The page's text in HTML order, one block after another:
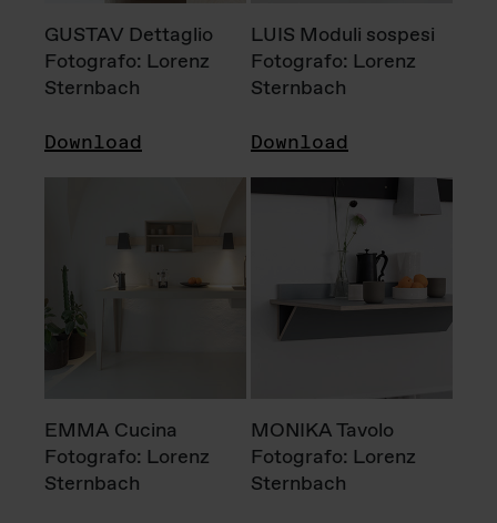
GUSTAV Dettaglio
Fotografo: Lorenz
Sternbach
Download
LUIS Moduli sospesi
Fotografo: Lorenz
Sternbach
Download
EMMA Cucina
Fotografo: Lorenz
Sternbach
MONIKA Tavolo
Fotografo: Lorenz
Sternbach